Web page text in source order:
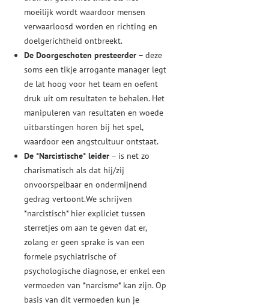
moeilijk wordt waardoor mensen
verwaarloosd worden en richting en
doelgerichtheid ontbreekt.
De Doorgeschoten presteerder – deze
soms een tikje arrogante manager legt
de lat hoog voor het team en oefent
druk uit om resultaten te behalen. Het
manipuleren van resultaten en woede
uitbarstingen horen bij het spel,
waardoor een angstcultuur ontstaat.
De *Narcistische* leider – is net zo
charismatisch als dat hij/zij
onvoorspelbaar en ondermijnend
gedrag vertoont.We schrijven
*narcistisch* hier expliciet tussen
sterretjes om aan te geven dat er,
zolang er geen sprake is van een
formele psychiatrische of
psychologische diagnose, er enkel een
vermoeden van *narcisme* kan zijn. Op
basis van dit vermoeden kun je